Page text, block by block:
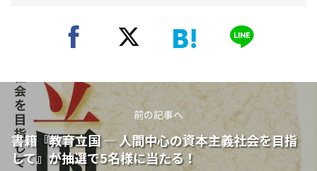
前の記事へ
書籍『教育立国 ― 人間中心の資本主義社会を目指
して』が抽選で5名様に当たる！